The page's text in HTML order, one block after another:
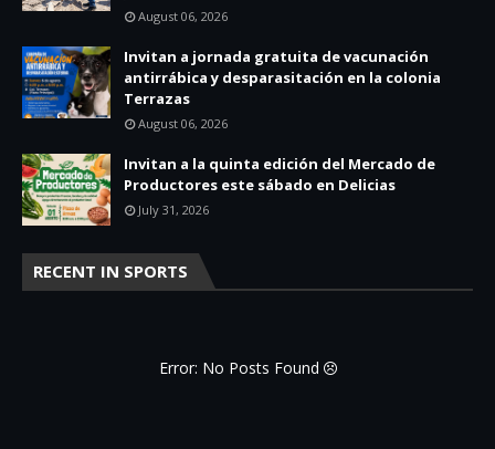
August 06, 2026
Invitan a jornada gratuita de vacunación
antirrábica y desparasitación en la colonia
Terrazas
August 06, 2026
Invitan a la quinta edición del Mercado de
Productores este sábado en Delicias
July 31, 2026
RECENT IN SPORTS
Error: No Posts Found